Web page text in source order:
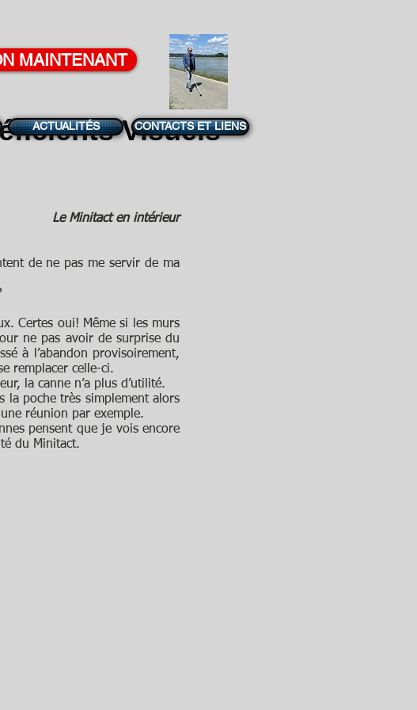
MAINTENANT
Visuels
ACTUALITÉS CONTACTS ET LIENS
Le Minitact en intérieur
de ne pas me servir de ma
Certes oui! Même si les murs
ne pas avoir de surprise du
à l’abandon provisoirement,
remplacer celle-ci.
la canne n’a plus d’utilité.
la poche très simplement alors
réunion par exemple.
pensent que je vois encore
du Minitact.